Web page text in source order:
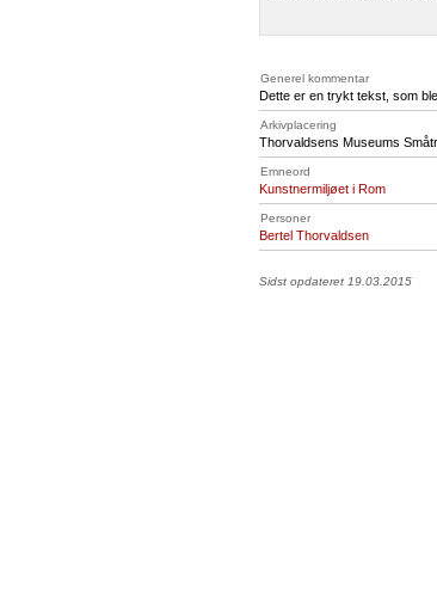
Generel kommentar
Dette er en trykt tekst, som
Arkivplacering
Thorvaldsens Museums
Emneord
Kunstnermiljøet i Rom
Personer
Bertel Thorvaldsen
Sidst opdateret 19.03.2015